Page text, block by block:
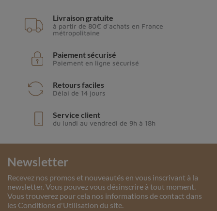
Livraison gratuite
à partir de 80€ d'achats en France
métropolitaine
Paiement sécurisé
Paiement en ligne sécurisé
Retours faciles
Délai de 14 jours
Service client
du lundi au vendredi de 9h à 18h
Newsletter
Recevez nos promos et nouveautés en vous inscrivant à la
newsletter. Vous pouvez vous désinscrire à tout moment.
Vous trouverez pour cela nos informations de contact dans
les Conditions d'Utilisation du site.